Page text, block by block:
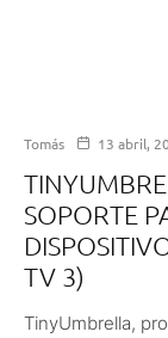
Tomás 13 abril,
SOPORTE
TV 3)
TinyUmbrella,